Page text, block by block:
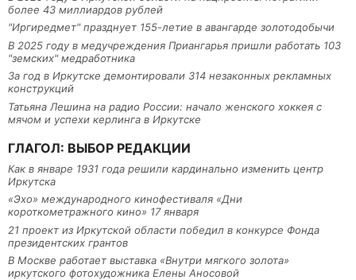
более 43 миллиардов рублей
"Иргиредмет" празднует 155-летие в авангарде золотодобычи
В 2025 году в медучреждения Приангарья пришли работать 103
"земских" медработника
За год в Иркутске демонтировали 314 незаконных рекламных
конструкций
Татьяна Лешина на радио России: начало женского хоккея с
мячом и успехи керлинга в Иркутске
ГЛАГОЛ: ВЫБОР РЕДАКЦИИ
Как в январе 1931 года решили кардинально изменить центр
Иркутска
«Эхо» международного кинофестиваля «Дни
короткометражного кино» 17 января
21 проект из Иркутской области победил в конкурсе Фонда
президентских грантов
В Москве работает выставка «Внутри мягкого золота»
иркутского фотохудожника Елены Аносовой